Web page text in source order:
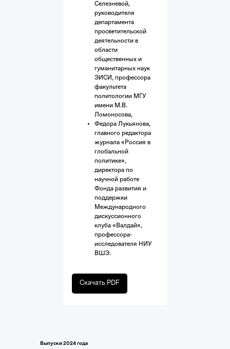
Селезневой,
руководителя
департамента
просветительской
деятельности в
области
общественных и
гуманитарных наук
ЭИСИ, профессора
факультета
политологии МГУ
имени М.В.
Ломоносова,
Федора Лукьянова,
главного редактора
журнала «Россия в
глобальной
политике»,
директора по
научной работе
Фонда развития и
поддержки
Международного
дискуссионного
клуба «Валдай»,
профессора-
исследователя НИУ
ВШЭ.
Скачать PDF
Выпуски 2024 года